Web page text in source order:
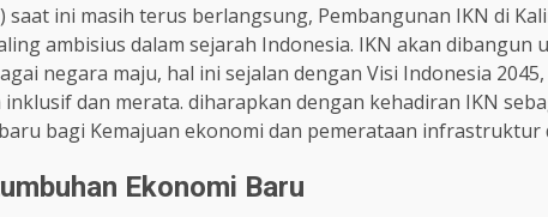
saat ini masih terus berlangsung, Pembangunan IKN di
ambisius dalam sejarah Indonesia. IKN akan dibangun
negara maju, hal ini sejalan dengan Visi Indonesia
dan merata. diharapkan dengan kehadiran IKN
bagi Kemajuan ekonomi dan pemerataan infrastruktur
Ekonomi Baru